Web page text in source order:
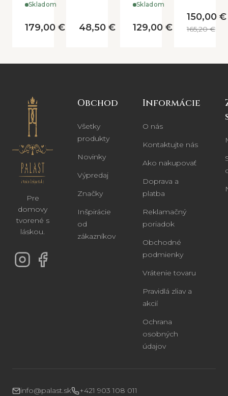
drevenou
nohou
Skladom
179,00 €
béžovým
tienidlom
48,50 €
podstavec
Skladom
129,00 €
150,00 €
165,20 €
Pre
domovy
tvorené s
láskou.
Obchod
Všetky
produkty
Novinky
Výpredaj
Značky
Inšpirácie
od
zákazníkov
Informácie
O nás
Kontaktujte nás
Ako nakupovať
Doprava a
platba
Reklamačný
poriadok
Obchodné
podmienky
Vrátenie tovaru
Pravidlá zliav a
akcií
Ochrana
osobných
údajov
info@palast.sk
+421 903 108 011